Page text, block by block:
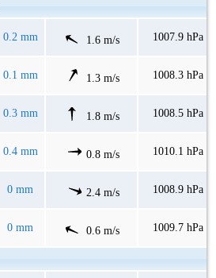
0.2 mm 1.6 m/s 1007.9 hPa
0.1 mm 1.3 m/s 1008.3 hPa
0.3 mm 1.8 m/s 1008.5 hPa
0.4 mm 0.8 m/s 1010.1 hPa
0 mm 2.4 m/s 1008.9 hPa
0 mm 0.6 m/s 1009.7 hPa